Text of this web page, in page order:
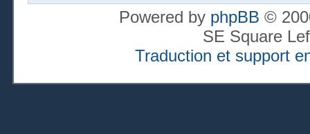
Powered by phpBB ©
SE Square
Traduction et support